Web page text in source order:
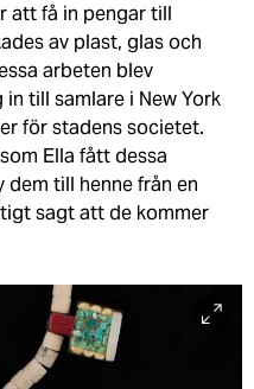
att få in pengar till
av plast, glas och
arbeten blev
till samlare i New York
för stadens societet.
Ella fått dessa
dem till henne från en
sagt att de kommer